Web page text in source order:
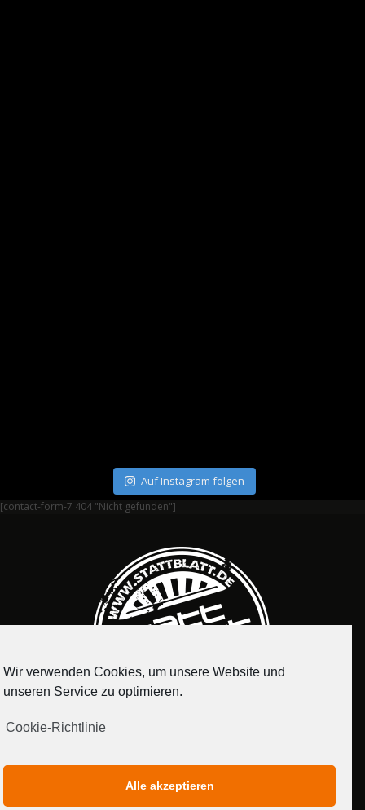
Auf Instagram folgen
[contact-form-7 404 "Nicht gefunden"]
MEDIADATEN
Wir verwenden Cookies, um unsere Website und
unseren Service zu optimieren.
Cookie-Richtlinie
Alle akzeptieren